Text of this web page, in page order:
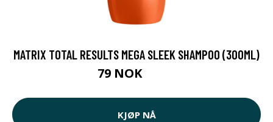
MATRIX TOTAL RESULTS MEGA SLEEK SHAMPOO (300ML)
79 NOK
KJØP NÅ